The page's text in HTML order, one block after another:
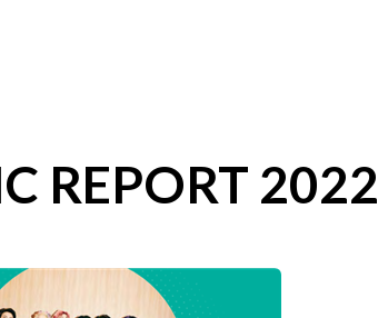
REPORT 2022